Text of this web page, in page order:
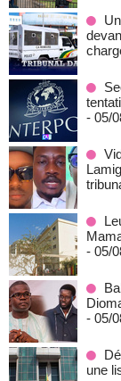
- 05/
- 05/
- 05/
une